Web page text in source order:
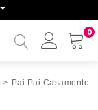
0
Minha
> Pai Pai Casamento